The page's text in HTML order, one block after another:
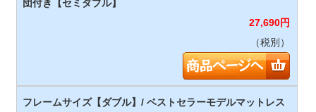
27,690円
（税別）